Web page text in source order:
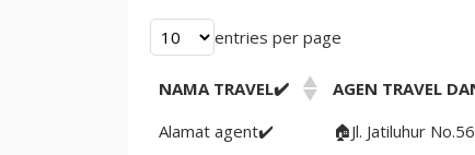
Kebutuhan
Anda
entries per page
NAMA TRAVEL✔️
AGEN TRAVEL
Alamat agent✔️
🏠Jl. Jatiluhur